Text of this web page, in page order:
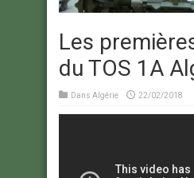
Les
du TOS 1A
Dans Algérie 22/02/2018